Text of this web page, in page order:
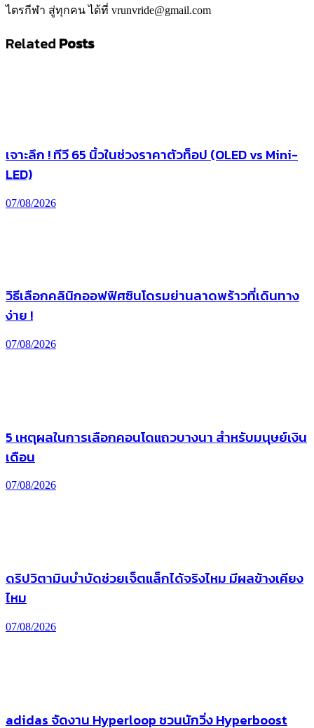
ไตรกีฬา สู่ทุกคน ได้ที่ vrunvride@gmail.com
Related Posts
เจาะลึก ! ทีวี 65 นิ้วในช่วงราคาตัวท็อป (OLED vs Mini-
LED)
07/08/2026
วิธีเลือกคลินิกออฟฟิศซินโดรมย่านลาดพร้าวที่เดินทาง
ง่าย !
07/08/2026
5 เหตุผลในการเลือกคอนโดแถวบางนา สำหรับมนุษย์เงิน
เดือน
07/08/2026
ดริปวิตามินบำบัดช่วยเจ็ตแล็กได้จริงไหม มีผลข้างเคียง
ไหม
07/08/2026
adidas จัดงาน Hyperloop ชวนนักวิ่ง Hyperboost